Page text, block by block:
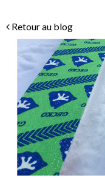
Retour au blog